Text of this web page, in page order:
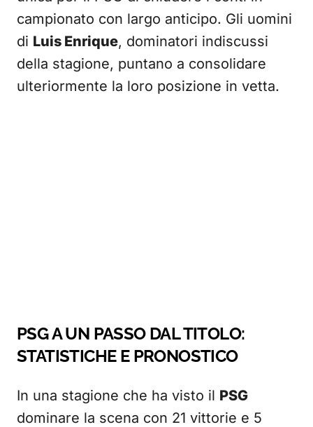
campionato con largo anticipo. Gli uomini
di Luis Enrique, dominatori indiscussi
della stagione, puntano a consolidare
ulteriormente la loro posizione in vetta.
PSG A UN PASSO DAL TITOLO:
STATISTICHE E PRONOSTICO
In una stagione che ha visto il PSG
dominare la scena con 21 vittorie e 5